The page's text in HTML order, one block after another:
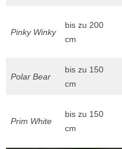
Pinky Winky
bis zu 200
cm
Polar Bear
bis zu 150
cm
Prim White
bis zu 150
cm